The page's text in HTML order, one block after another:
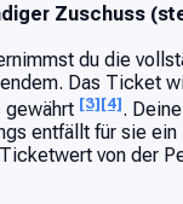
Zuschuss
du die
Das Ticket
gewährt [3][4].
entfällt für sie
von der